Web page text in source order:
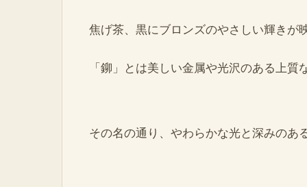
焦げ茶、黒にブロンズのやさしい輝きが
「鉚」とは美しい金属や光沢のある上質
その名の通り、やわらかな光と深みのあ